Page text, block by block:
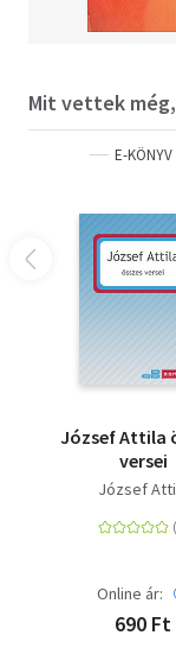
Mit vettek
E-KÖNYV
József Attila
versei
József
Online ár:
690 Ft